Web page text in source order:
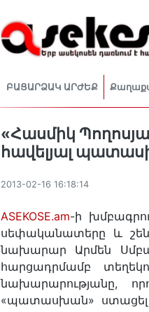
ԲԱՑԱՐՁԱԿ ԱՐԺԵՔ
«Հասմիկ
հավելյալ
2013-02-16 16:18:14
ASEKOSE.am-ի
սեփականատերը և
նախարար Արմեն
հարցադրմամբ
նախարարությանը,
«պատասխան»